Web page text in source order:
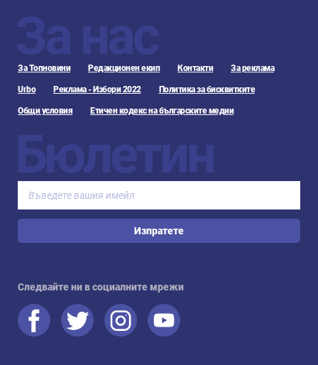
За нас
За Топновини Редакционен екип Контакти За реклама
Urbo Реклама - Избори 2022 Политика за бисквитките
Общи условия Етичен кодекс на българските медии
Бюлетин
Изпратете
Следвайте ни в социалните мрежи